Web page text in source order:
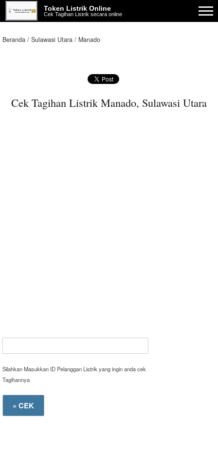
Token Listrik Online
Cek Tagihan Listrik secara online
Beranda Sulawasi Utara Manado
Cek Tagihan Listrik Manado, Sulawasi Utara
Silahkan Masukkan ID Pelanggan Listrik yang ingin anda cek
Tagihannya